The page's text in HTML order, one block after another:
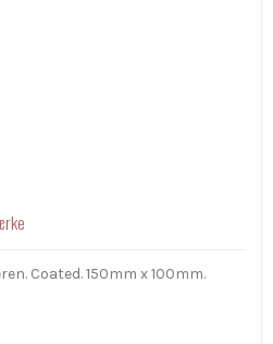
Coated. 150mm x 100mm.